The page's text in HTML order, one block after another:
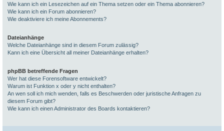
Wie kann ich ein Lesezeichen auf ein Thema setzen oder ein Thema abonnieren?
Wie kann ich ein Forum abonnieren?
Wie deaktiviere ich meine Abonnements?
Dateianhänge
Welche Dateianhänge sind in diesem Forum zulässig?
Kann ich eine Übersicht all meiner Dateianhänge erhalten?
phpBB betreffende Fragen
Wer hat diese Forensoftware entwickelt?
Warum ist Funktion x oder y nicht enthalten?
An wen soll ich mich wenden, falls es Beschwerden oder juristische Anfragen zu
diesem Forum gibt?
Wie kann ich einen Administrator des Boards kontaktieren?